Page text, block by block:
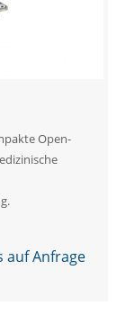
Open-
auf Anfrage